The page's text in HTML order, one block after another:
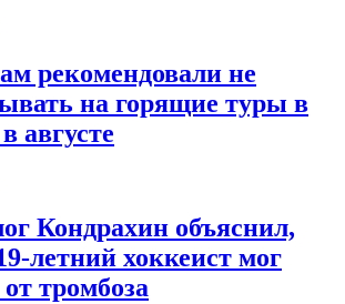
рекомендовали не
на горящие туры в
августе
Кондрахин объяснил,
летний хоккеист мог
тромбоза